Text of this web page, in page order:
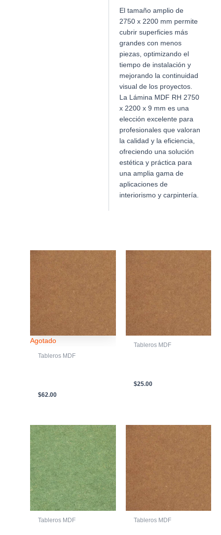
El tamaño amplio de
2750 x 2200 mm permite
cubrir superficies más
grandes con menos
piezas, optimizando el
tiempo de instalación y
mejorando la continuidad
visual de los proyectos.
La Lámina MDF RH 2750
x 2200 x 9 mm es una
elección excelente para
profesionales que valoran
la calidad y la eficiencia,
ofreciendo una solución
estética y práctica para
una amplia gama de
aplicaciones de
interiorismo y carpintería.
Agotado
Tableros MDF
$62.00
Tableros MDF
$25.00
Tableros MDF Tableros MDF